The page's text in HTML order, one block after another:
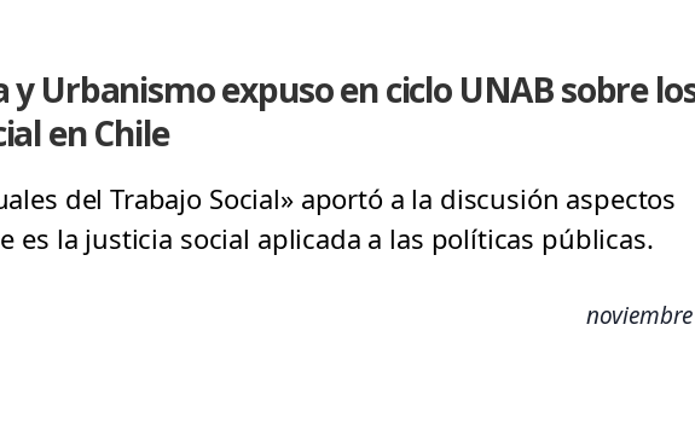
Urbanismo expuso en ciclo UNAB sobre
en Chile
del Trabajo Social» aportó a la discusión aspectos
es la justicia social aplicada a las políticas públicas.